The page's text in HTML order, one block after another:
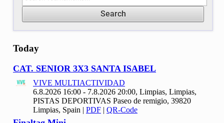
Search
Today
CAT. SENIOR 3X3 SANTA ISABEL
VIVE MULTIACTIVIDAD
6.8.2026 16:00 - 7.8.2026 20:00, Limpias, Limpias,
PISTAS DEPORTIVAS Paseo de remigio, 39820
Limpias, Spain | PDF | QR-Code